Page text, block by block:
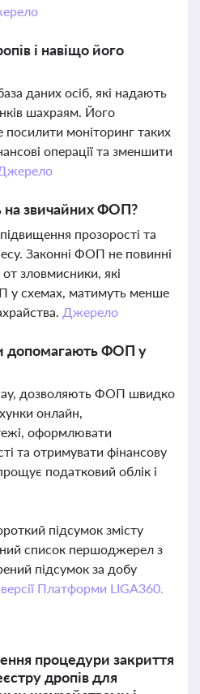
і навіщо його
даних осіб, які надають
шахраям. Його
моніторинг таких
операції та зменшити
на звичайних ФОП?
прозорості та
Законні ФОП не повинні
зловмисники, які
у схемах, матимуть менше
Джерело
допомагають ФОП у
дозволяють ФОП швидко
онлайн,
оформлювати
та отримувати фінансову
податковий облік і
підсумок змісту
список першоджерел з
підсумок за добу
Платформи LIGA360.
процедури закриття
дропів для